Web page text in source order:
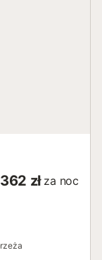
zł za noc